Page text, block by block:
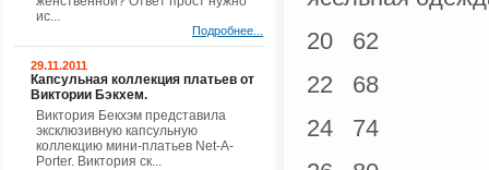
20 62
22 68
24 74
ис...
Подробнее...
29.11.2011
Капсульная коллекция платьев от
Виктории Бэкхем.
Виктория Бекхэм представила
эксклюзивную капсульную
коллекцию мини-платьев Net-A-
Porter. Виктория ск...